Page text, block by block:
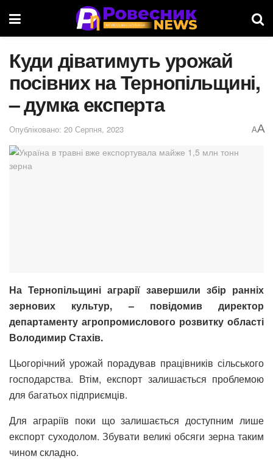
Куди діватимуть урожай
посівних на Тернопільщині,
– думка експерта
Опубліковано: 20 Серпня, 2023 AA
На Тернопільщині аграрії завершили збір ранніх
зернових культур, – повідомив директор
департаменту агропромислового розвитку області
Володимир Стахів.
Цьогорічний урожай порадував працівників сільського
господарства. Втім, експорт залишається проблемою
для багатьох підприємців.
Для аграріїв поки що залишається доступним лише
експорт суходолом. Збувати великі обсяги зерна таким
чином складно.